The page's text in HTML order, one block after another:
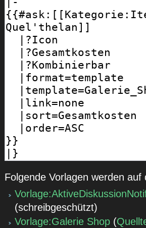
Folgende Vorlagen werden
(schreibgeschützt)
Vorlage:Galerie Shop (